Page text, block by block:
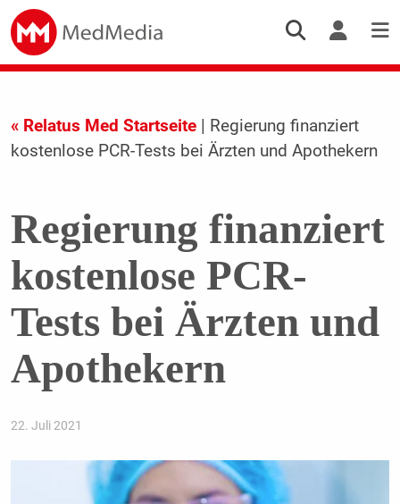
« Relatus Med Startseite| Regierung finanziert
kostenlose PCR-Tests bei Ärzten und Apothekern
Regierung finanziert
kostenlose PCR-
Tests bei Ärzten und
Apothekern
22. Juli 2021